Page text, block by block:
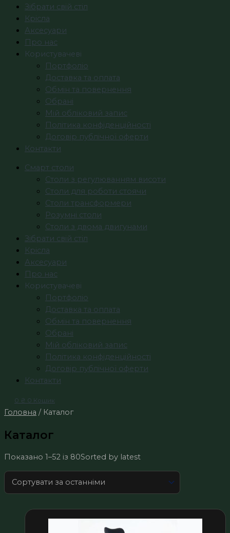
Зібрати свій стіл
Крісла
Аксесуари
Про нас
Користувачеві
Портфоліо
Доставка та оплата
Обмін та повернення
Обрані
Мій обліковий запис
Політика конфіденційності
Договір публічної оферти
Контакти
Смарт столи
Столи з регулюванням висоти
Столи для роботи стоячи
Столи трансформери
Розумні столи
Столи з двома двигунами
Зібрати свій стіл
Крісла
Аксесуари
Про нас
Користувачеві
Портфоліо
Доставка та оплата
Обмін та повернення
Обрані
Мій обліковий запис
Політика конфіденційності
Договір публічної оферти
Контакти
0 ₴ 0 Кошик
Головна / Каталог
Каталог
Показано 1–52 із 80Sorted by latest